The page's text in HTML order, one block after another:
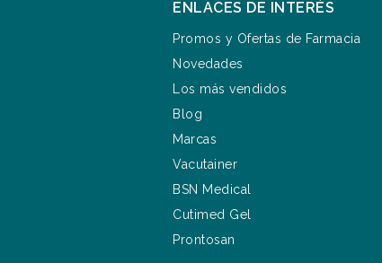
ENLACES DE INTERÉS
Promos y Ofertas de Farmacia
Novedades
Los más vendidos
Blog
Marcas
Vacutainer
BSN Medical
Cutimed Gel
Prontosan